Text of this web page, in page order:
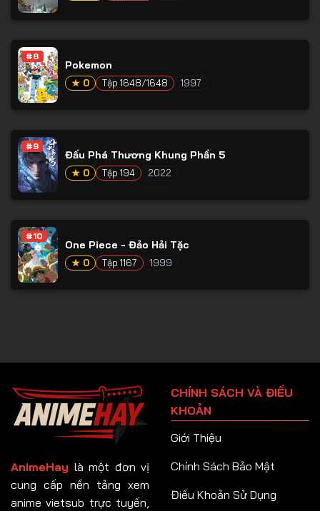
#8
Pokemon
★ 0 Tập 1648/1648 1997
#9
Đấu Phá Thương Khung Phần 5
★ 0 Tập 194 2022
#10
One Piece - Đảo Hải Tặc
★ 0 Tập 1167 1999
AnimeHay là một đơn vị
cung cấp nền tảng xem
anime vietsub trực tuyến,
CHÍNH SÁCH VÀ ĐIỀU
KHOẢN
Giới Thiệu
Chính Sách Bảo Mật
Điều Khoản Sử Dụng